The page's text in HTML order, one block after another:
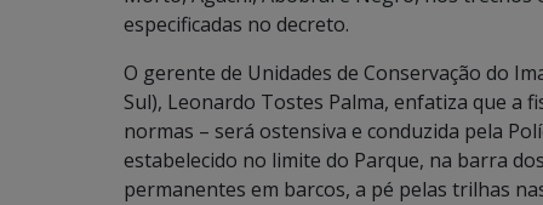
especificadas no decreto.
O gerente de Unidades de Conservação do
Sul), Leonardo Tostes Palma, enfatiza que a
normas – será ostensiva e conduzida pela
estabelecido no limite do Parque, na barra
permanentes em barcos, a pé pelas trilhas